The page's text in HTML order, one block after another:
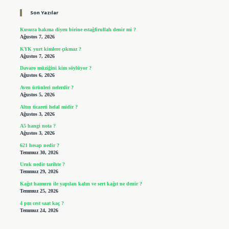
Son Yazılar
Kusura bakma diyen birine estağfirullah denir mi ?
Ağustos 7, 2026
KYK yurt kimlere çıkmaz ?
Ağustos 7, 2026
Davaro müziğini kim söylüyor ?
Ağustos 6, 2026
Aven ürünleri nelerdir ?
Ağustos 5, 2026
Altın ticareti helal midir ?
Ağustos 3, 2026
A5 hangi nota ?
Ağustos 3, 2026
621 hesap nedir ?
Temmuz 30, 2026
Uruk nedir tarihte ?
Temmuz 29, 2026
Kağıt hamuru ile yapılan kalın ve sert kağıt ne denir ?
Temmuz 25, 2026
4 pm cest saat kaç ?
Temmuz 24, 2026